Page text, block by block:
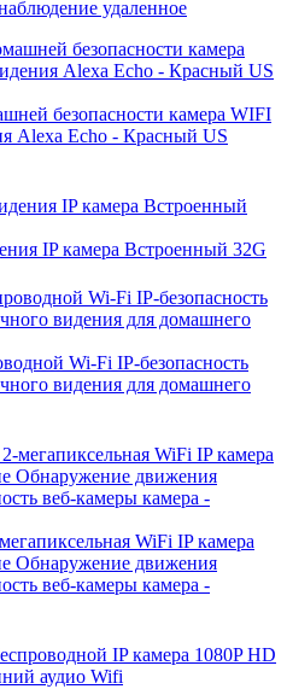
безопасности камера WIFI
Alexa Echo - Красный US
IP камера Встроенный 32G
Wi-Fi IP-безопасность
видения для домашнего
WiFi IP камера
Обнаружение движения
веб-камеры камера -